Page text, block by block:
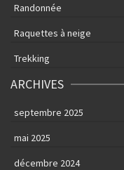
Randonnée
Raquettes à neige
Trekking
ARCHIVES
septembre 2025
mai 2025
décembre 2024